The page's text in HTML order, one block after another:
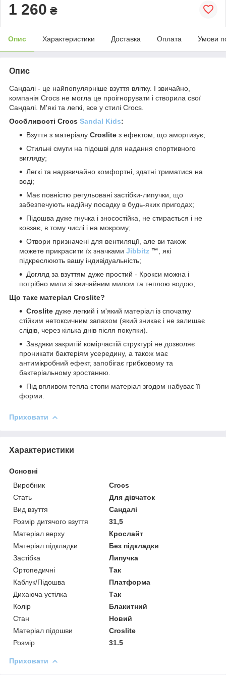
1 260 ₴
Опис Характеристики Доставка Оплата Умови
Опис
Сандалі - це найпопулярніше взуття влітку. І звичайно,
компанія Crocs не могла це проігнорувати і створила свої
Сандалі. М'які та легкі, все у стилі Crocs.
Особливості Crocs Sandal Kids:
Взуття з матеріалу Croslite з ефектом, що амортизує;
Стильні смуги на підошві для надання спортивного
вигляду;
Легкі та надзвичайно комфортні, здатні триматися на
воді;
Має повністю регульовані застібки-липучки, що
забезпечують надійну посадку в будь-яких пригодах;
Підошва дуже гнучка і зносостійка, не стирається і не
ковзає, в тому числі і на мокрому;
Отвори призначені для вентиляції, але ви також
можете прикрасити їх значками Jibbitz ™ , які
підкреслюють вашу індивідуальність;
Догляд за взуттям дуже простий - Крокси можна і
потрібно мити зі звичайним милом та теплою водою;
Що таке матеріал Croslite?
Croslite дуже легкий і м'який матеріал із спочатку
стійким нетоксичним запахом (який зникає і не залишає
слідів, через кілька днів після покупки).
Завдяки закритій комірчастій структурі не дозволяє
проникати бактеріям усередину, а також має
антимікробний ефект, запобігає грибковому та
бактеріальному зростанню.
Під впливом тепла стопи матеріал згодом набуває її
форми.
Приховати
Характеристики
Основні
Виробник
Crocs
Стать
Для дівчаток
Вид взуття
Сандалі
Розмір дитячого взуття
31,5
Матеріал верху
Крослайт
Матеріал підкладки
Без підкладки
Застібка
Липучка
Ортопедичні
Так
Каблук/Підошва
Платформа
Дихаюча устілка
Так
Колір
Блакитний
Стан
Новий
Матеріал підошви
Croslite
Розмір
31.5
Приховати